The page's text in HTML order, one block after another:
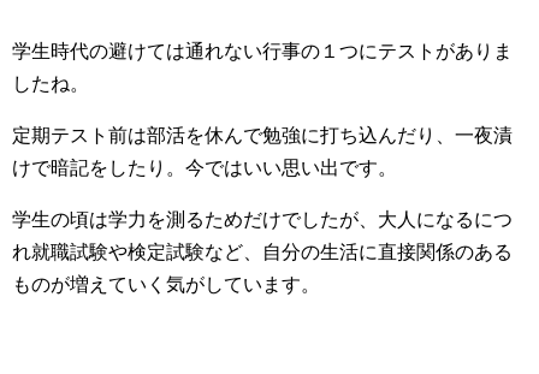
学生時代の避けては通れない行事の１つにテストがありま
したね。
定期テスト前は部活を休んで勉強に打ち込んだり、一夜漬
けで暗記をしたり。今ではいい思い出です。
学生の頃は学力を測るためだけでしたが、大人になるにつ
れ就職試験や検定試験など、自分の生活に直接関係のある
ものが増えていく気がしています。